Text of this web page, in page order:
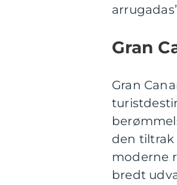
Gran
Gran
den tiltrak
moderne
bredt